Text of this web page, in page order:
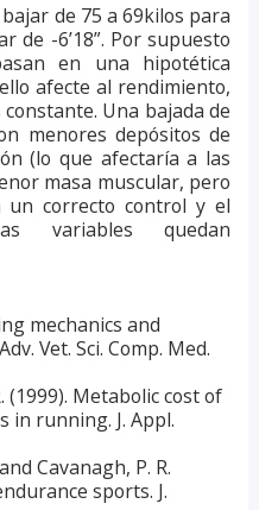
de 75 a 69kilos para
de -6’18”. Por supuesto
en una hipotética
afecte al rendimiento,
Una bajada de
menores depósitos de
(lo que afectaría a las
masa muscular, pero
un correcto control y el
variables quedan
mechanics and
Vet. Sci. Comp. Med.
(1999). Metabolic cost of
in running. J. Appl.
Cavanagh, P. R.
sports. J.